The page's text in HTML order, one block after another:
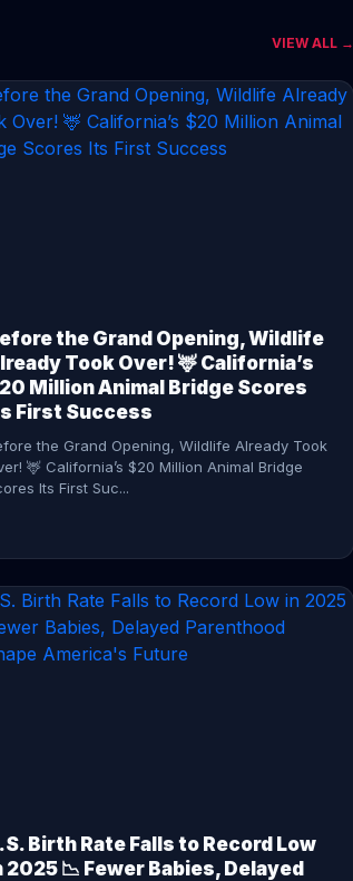
READING →
VIEW ALL →
the Grand Opening, Wildlife
Took Over! 🦌 California’s
Million Animal Bridge Scores
First Success
the Grand Opening, Wildlife Already Took
🦌 California’s $20 Million Animal Bridge
Its First Suc...
Birth Rate Falls to Record Low
2025 📉 Fewer Babies, Delayed